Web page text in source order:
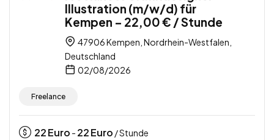
Illustration (m/w/d) für
Kempen – 22,00 € / Stunde
47906 Kempen, Nordrhein-Westfalen,
Deutschland
02/08/2026
Freelance
22Euro - 22Euro / Stunde